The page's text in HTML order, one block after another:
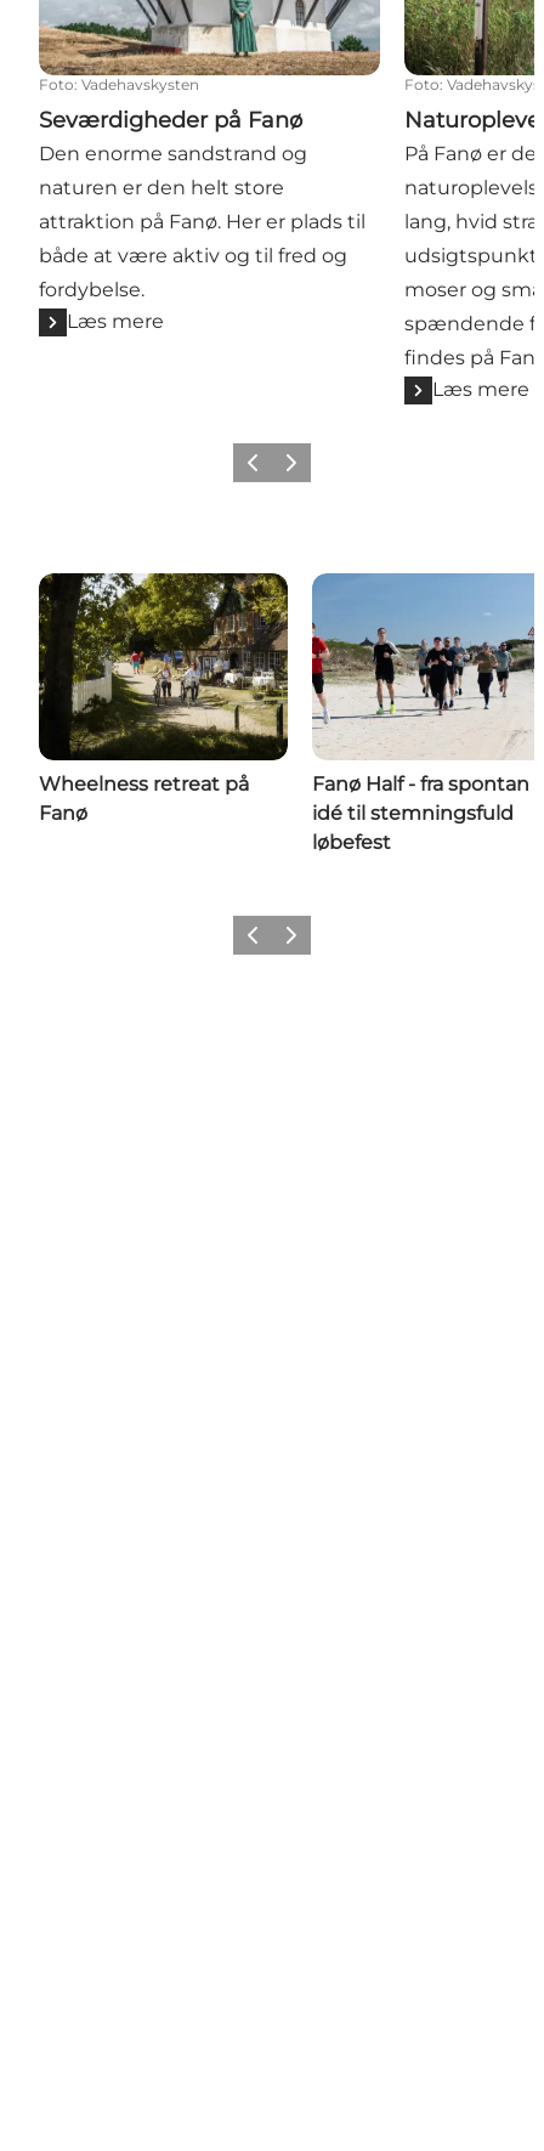
Foto: Vadehavskysten
Seværdigheder på Fanø
Den enorme sandstrand og
naturen er den helt store
attraktion på Fanø. Her er plads til
både at være aktiv og til fred og
fordybelse.
Læs mere
Foto:
På Fanø er
lang, hvid
moser og
spændende
findes på
Læs mere
ForrigeNæste
Wheelness retreat på
Fanø
Fanø Half - fra spontan
idé til stemningsfuld
løbefest
ForrigeNæste